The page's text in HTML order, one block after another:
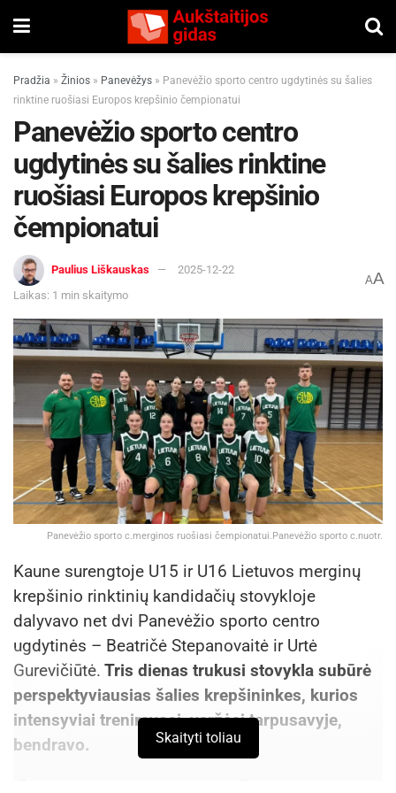
Pradžia » Žinios » Panevėžys » Panevėžio sporto centro ugdytinės su šalies
rinktine ruošiasi Europos krepšinio čempionatui
Panevėžio sporto centro
ugdytinės su šalies rinktine
ruošiasi Europos krepšinio
čempionatui
Paulius Liškauskas
2025-12-22
Laikas: 1 min skaitymo
AA
Panevėžio sporto c.merginos ruošiasi čempionatui.Panevėžio sporto c.nuotr.
Kaune surengtoje U15 ir U16 Lietuvos merginų
krepšinio rinktinių kandidačių stovykloje
dalyvavo net dvi Panevėžio sporto centro
ugdytinės – Beatričė Stepanovaitė ir Urtė
Gurevičiūtė. Tris dienas trukusi stovykla subūrė
perspektyviausias šalies krepšininkes, kurios
intensyviai treniravosi, varžėsi tarpusavyje,
bendravo.
Iš viso stovykloje dalyvavo 25 žaidėjos, jų
Skaityti toliau